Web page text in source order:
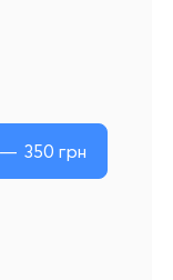
350 грн